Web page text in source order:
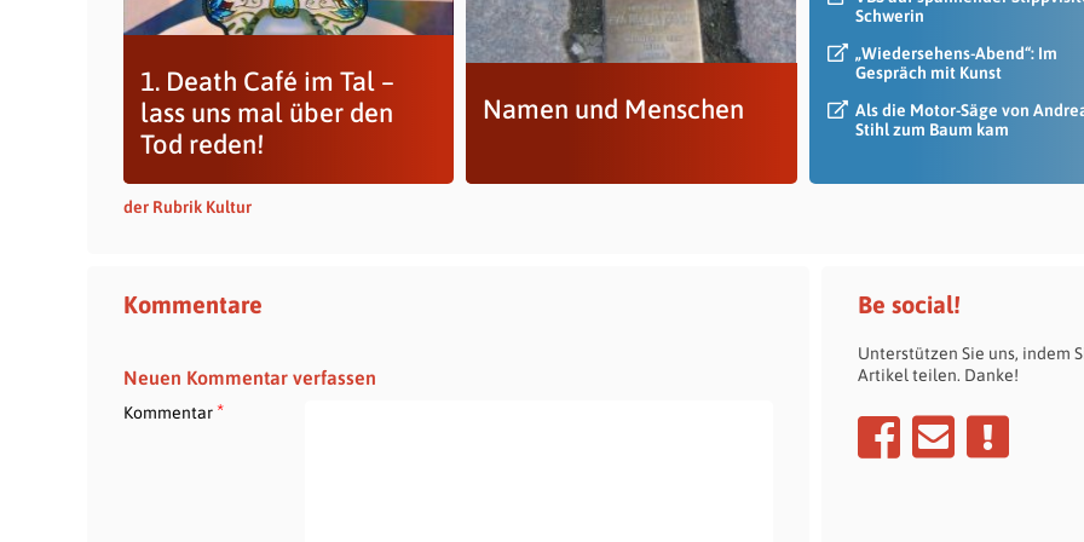
1. Death Café im Tal –
lass uns mal über den
Tod reden!
Namen und Menschen
Schwerin
„Wiedersehens-Abend“: Im
Gespräch mit Kunst
Als die Motor-Säge von
Stihl zum Baum kam
der Rubrik Kultur
Kommentare
Neuen Kommentar verfassen
Kommentar*
Be social!
Unterstützen Sie uns, indem
Artikel teilen. Danke!